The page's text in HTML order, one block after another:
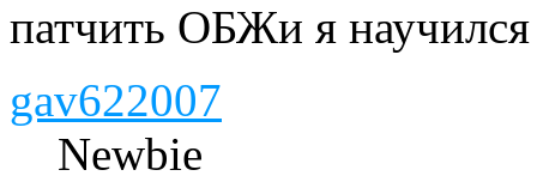
патчить ОБЖи я
gav622007
Newbie